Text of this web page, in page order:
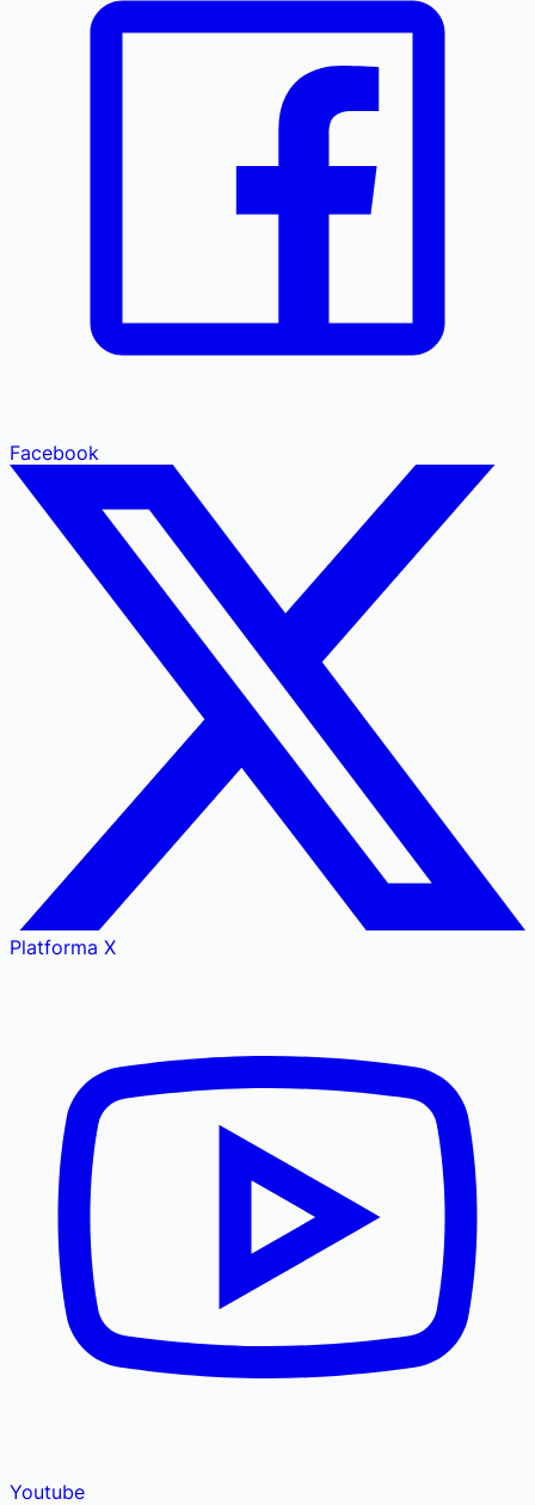
Facebook
Platforma X
Youtube